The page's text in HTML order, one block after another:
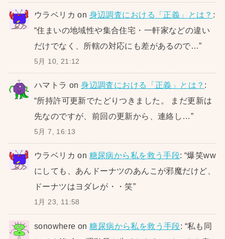
ウラベリカ on 身辺調査における「正義」とは？ :
“住まいの地域性や集合住宅・一軒家などの違い
だけでなく、所轄の対応にも差があるので…”
5月 10, 21:12
ハマトラ on身辺調査における「正義」とは？ :
“所持許可更新でたどりつきました。 まだ更新は
先なのですが、前回の更新から、連絡し…”
5月 7, 16:13
ウラベリカ on 糖尿病から私を救う手段: “爆笑ww
にしても、あんドーナツのあんこが邪魔だけど、
ドーナツはヨダレが・・笑”
1月 23, 11:58
sonowhere on糖尿病から私を救う手段: “私も同